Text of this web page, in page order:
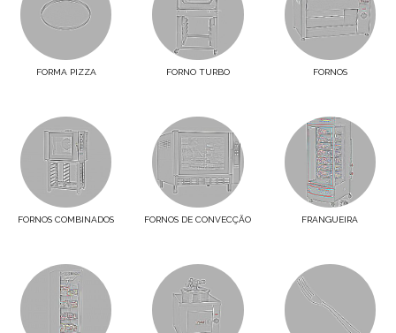
FORMA PIZZA FORNO TURBO FORNOS
FORNOS COMBINADOS FORNOS DE CONVECÇÃO FRANGUEIRA